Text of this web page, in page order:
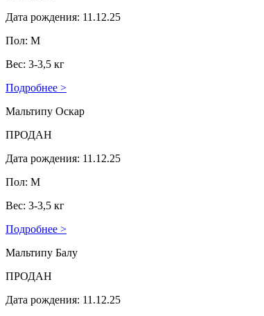
Дата рождения: 11.12.25
Пол: М
Вес: 3-3,5 кг
Подробнее >
Мальтипу Оскар
ПРОДАН
Дата рождения: 11.12.25
Пол: М
Вес: 3-3,5 кг
Подробнее >
Мальтипу Балу
ПРОДАН
Дата рождения: 11.12.25